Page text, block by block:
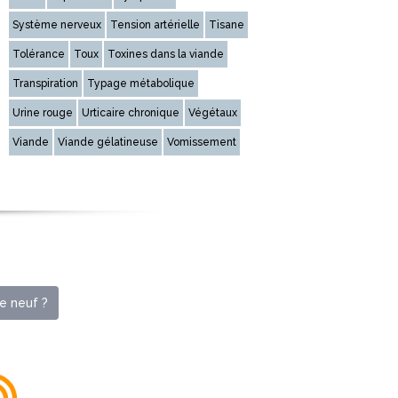
Système nerveux Tension artérielle Tisane
Tolérance Toux Toxines dans la viande
Transpiration Typage métabolique
Urine rouge Urticaire chronique Végétaux
Viande Viande gélatineuse Vomissement
neuf ?